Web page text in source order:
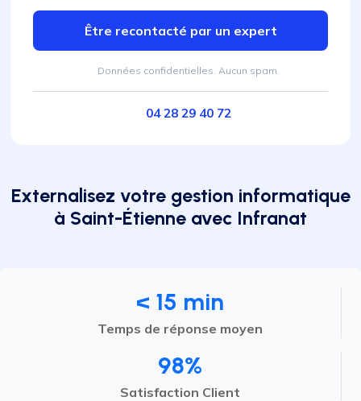
Être recontacté par un expert
Données confidentielles. Aucun spam.
04 28 29 40 72
Externalisez votre gestion informatique
à Saint-Étienne avec Infranat
< 15 min
Temps de réponse moyen
98%
Satisfaction Client